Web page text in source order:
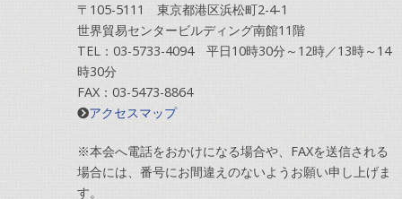
〒105-5111 東京都港区浜松町2-4-1
世界貿易センタービルディング南館11階
TEL：03-5733-4094 平日10時30分～12時／13時～14
時30分
FAX：03-5473-8864
アクセスマップ
※本会へ電話をおかけになる場合や、FAXを送信される
場合には、番号にお間違えのないようお願い申し上げま
す。